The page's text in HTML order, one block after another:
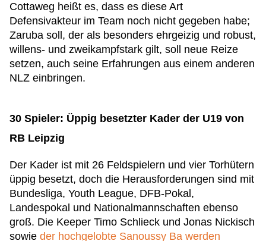
Cottaweg heißt es, dass es diese Art
Defensivakteur im Team noch nicht gegeben habe;
Zaruba soll, der als besonders ehrgeizig und robust,
willens- und zweikampfstark gilt, soll neue Reize
setzen, auch seine Erfahrungen aus einem anderen
NLZ einbringen.
30 Spieler: Üppig besetzter Kader der U19 von
RB Leipzig
Der Kader ist mit 26 Feldspielern und vier Torhütern
üppig besetzt, doch die Herausforderungen sind mit
Bundesliga, Youth League, DFB-Pokal,
Landespokal und Nationalmannschaften ebenso
groß. Die Keeper Timo Schlieck und Jonas Nickisch
sowie der hochgelobte Sanoussy Ba werden